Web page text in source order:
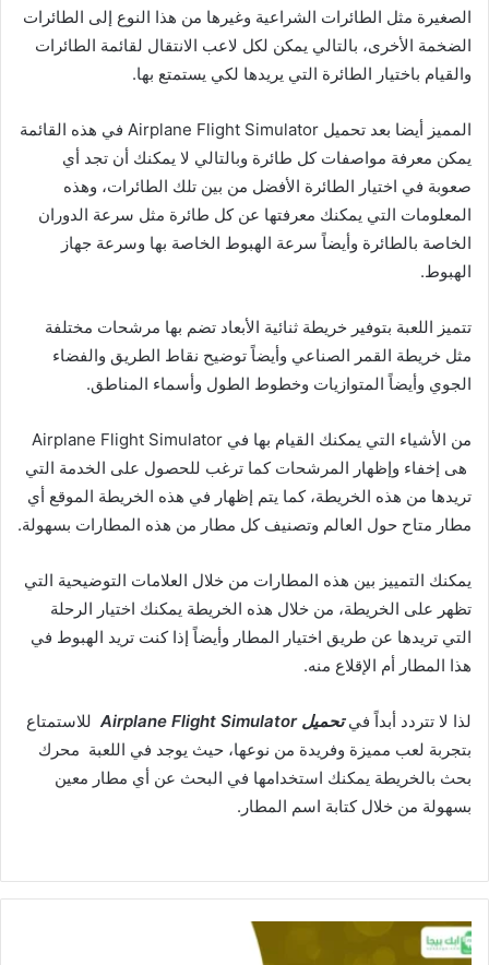
الصغيرة مثل الطائرات الشراعية وغيرها من هذا النوع إلى الطائرات
الضخمة الأخرى، بالتالي يمكن لكل لاعب الانتقال لقائمة الطائرات
والقيام باختيار الطائرة التي يريدها لكي يستمتع بها.
المميز أيضا بعد تحميل Airplane Flight Simulator في هذه القائمة
يمكن معرفة مواصفات كل طائرة وبالتالي لا يمكنك أن تجد أي
صعوبة في اختيار الطائرة الأفضل من بين تلك الطائرات، وهذه
المعلومات التي يمكنك معرفتها عن كل طائرة مثل سرعة الدوران
الخاصة بالطائرة وأيضاً سرعة الهبوط الخاصة بها وسرعة جهاز
الهبوط.
تتميز اللعبة بتوفير خريطة ثنائية الأبعاد تضم بها مرشحات مختلفة
مثل خريطة القمر الصناعي وأيضاً توضيح نقاط الطريق والفضاء
الجوي وأيضاً المتوازيات وخطوط الطول وأسماء المناطق.
من الأشياء التي يمكنك القيام بها في Airplane Flight Simulator
هى إخفاء وإظهار المرشحات كما ترغب للحصول على الخدمة التي
تريدها من هذه الخريطة، كما يتم إظهار في هذه الخريطة الموقع أي
مطار متاح حول العالم وتصنيف كل مطار من هذه المطارات بسهولة.
يمكنك التمييز بين هذه المطارات من خلال العلامات التوضيحية التي
تظهر على الخريطة، من خلال هذه الخريطة يمكنك اختيار الرحلة
التي تريدها عن طريق اختيار المطار وأيضاً إذا كنت تريد الهبوط في
هذا المطار أم الإقلاع منه.
لذا لا تتردد أبداً فيتحميل Airplane Flight Simulator
للاستمتاع
بتجربة لعب مميزة وفريدة من نوعها، حيث يوجد في اللعبة محرك
بحث بالخريطة يمكنك استخدامها في البحث عن أي مطار معين
بسهولة من خلال كتابة اسم المطار.